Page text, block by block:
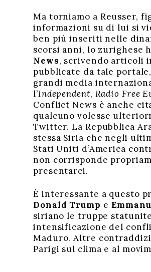
Ma torniamo a Reusser,
informazioni su di lui si
ben più inseriti nelle
scorsi anni, lo zurighese
News, scrivendo articoli
pubblicate da tale
grandi media
l’Independent, Radio Free
Conflict News è anche
qualcuno volesse
Twitter. La Repubblica
stessa Siria che negli
Stati Uniti d’America
non corrisponde
presentarci.
È interessante a questo
Donald Trump e
siriano le truppe
intensificazione del
Maduro. Altre
Parigi sul clima e al